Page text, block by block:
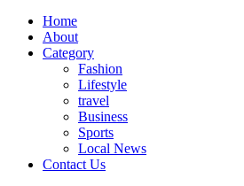
Home
About
Category
Fashion
Lifestyle
travel
Business
Sports
Local News
Contact Us